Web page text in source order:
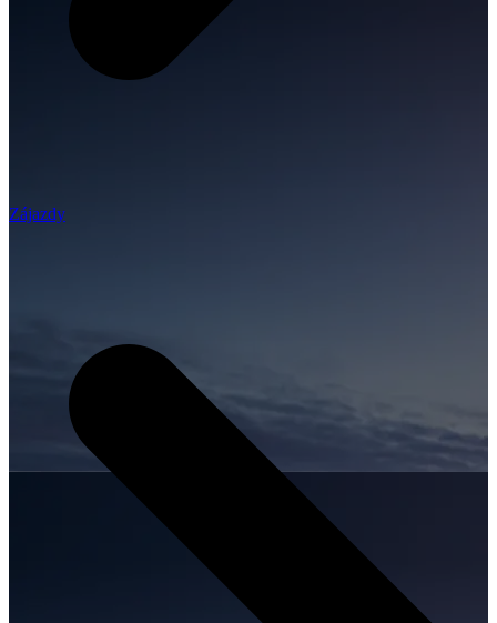
Zájazdy